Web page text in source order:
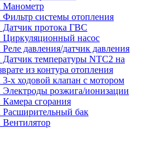
Манометр
Фильтр системы отопления
Датчик протока ГВС
Циркуляционный насос
Реле давления/датчик давления
Датчик температуры NTC2 на
из контура отопления
3-х ходовой клапан с мотором
Электроды розжига/ионизации
Камера сгорания
Расширительный бак
Вентилятор